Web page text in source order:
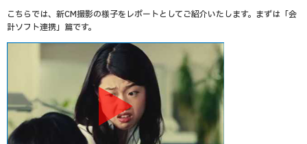
こちらでは、新CM撮影の様子をレポートとしてご紹介いたします。まずは「会
計ソフト連携」篇です。